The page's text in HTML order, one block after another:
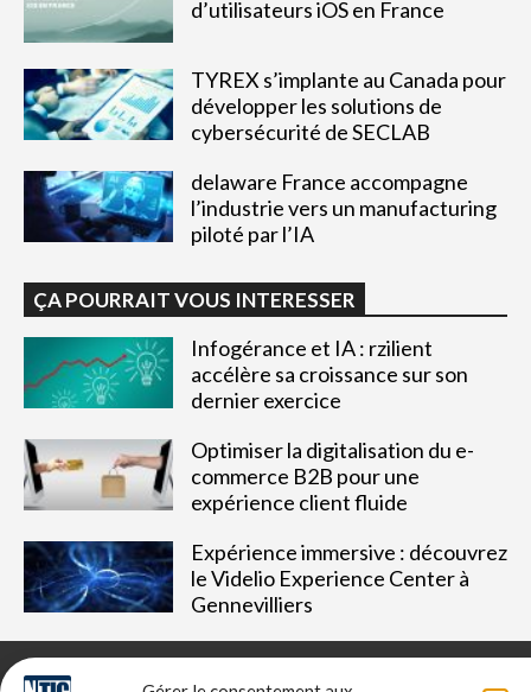
d’utilisateurs iOS en France
TYREX s’implante au Canada pour
développer les solutions de
cybersécurité de SECLAB
delaware France accompagne
l’industrie vers un manufacturing
piloté par l’IA
ÇA POURRAIT VOUS INTERESSER
Infogérance et IA : rzilient
accélère sa croissance sur son
dernier exercice
Optimiser la digitalisation du e-
commerce B2B pour une
expérience client fluide
Expérience immersive : découvrez
le Videlio Experience Center à
Gennevilliers